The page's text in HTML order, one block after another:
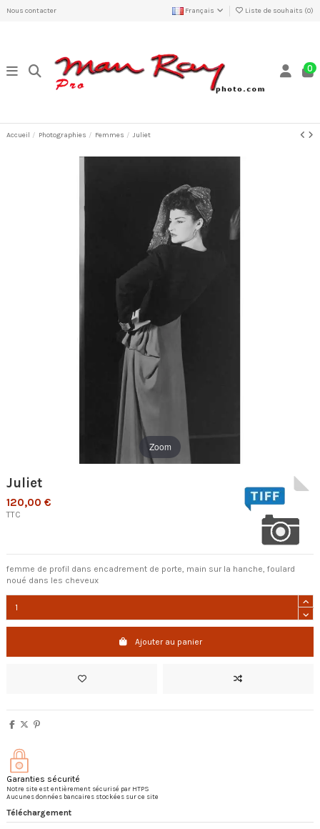
Nous contacter Français Liste de souhaits (0)
0
Accueil Photographies Femmes Juliet
Zoom
Juliet
120,00 €
TTC
femme de profil dans encadrement de porte, main sur la hanche, foulard
noué dans les cheveux
Ajouter au panier
Garanties sécurité
Notre site est entièrement sécurisé par HTPS
Aucunes données bancaires stockées sur ce site
Téléchargement